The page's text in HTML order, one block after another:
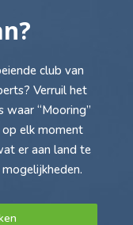
club van
Verruil het
“Mooring”
elk moment
er aan land te